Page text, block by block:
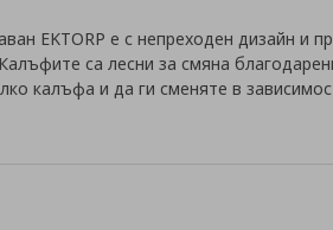
EKTORP е с непреходен дизайн и
са лесни за смяна
калъфа и да ги сменяте в